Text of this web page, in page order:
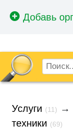
Услуги (11) →
техники (69)